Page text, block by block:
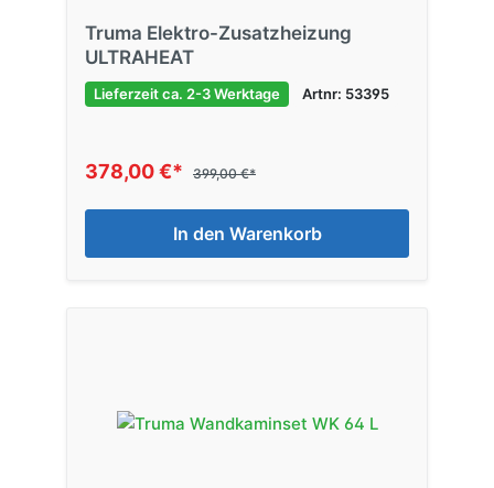
Truma Elektro-Zusatzheizung
ULTRAHEAT
Lieferzeit ca. 2-3 Werktage Artnr: 53395
378,00 €* 399,00 €*
In den Warenkorb